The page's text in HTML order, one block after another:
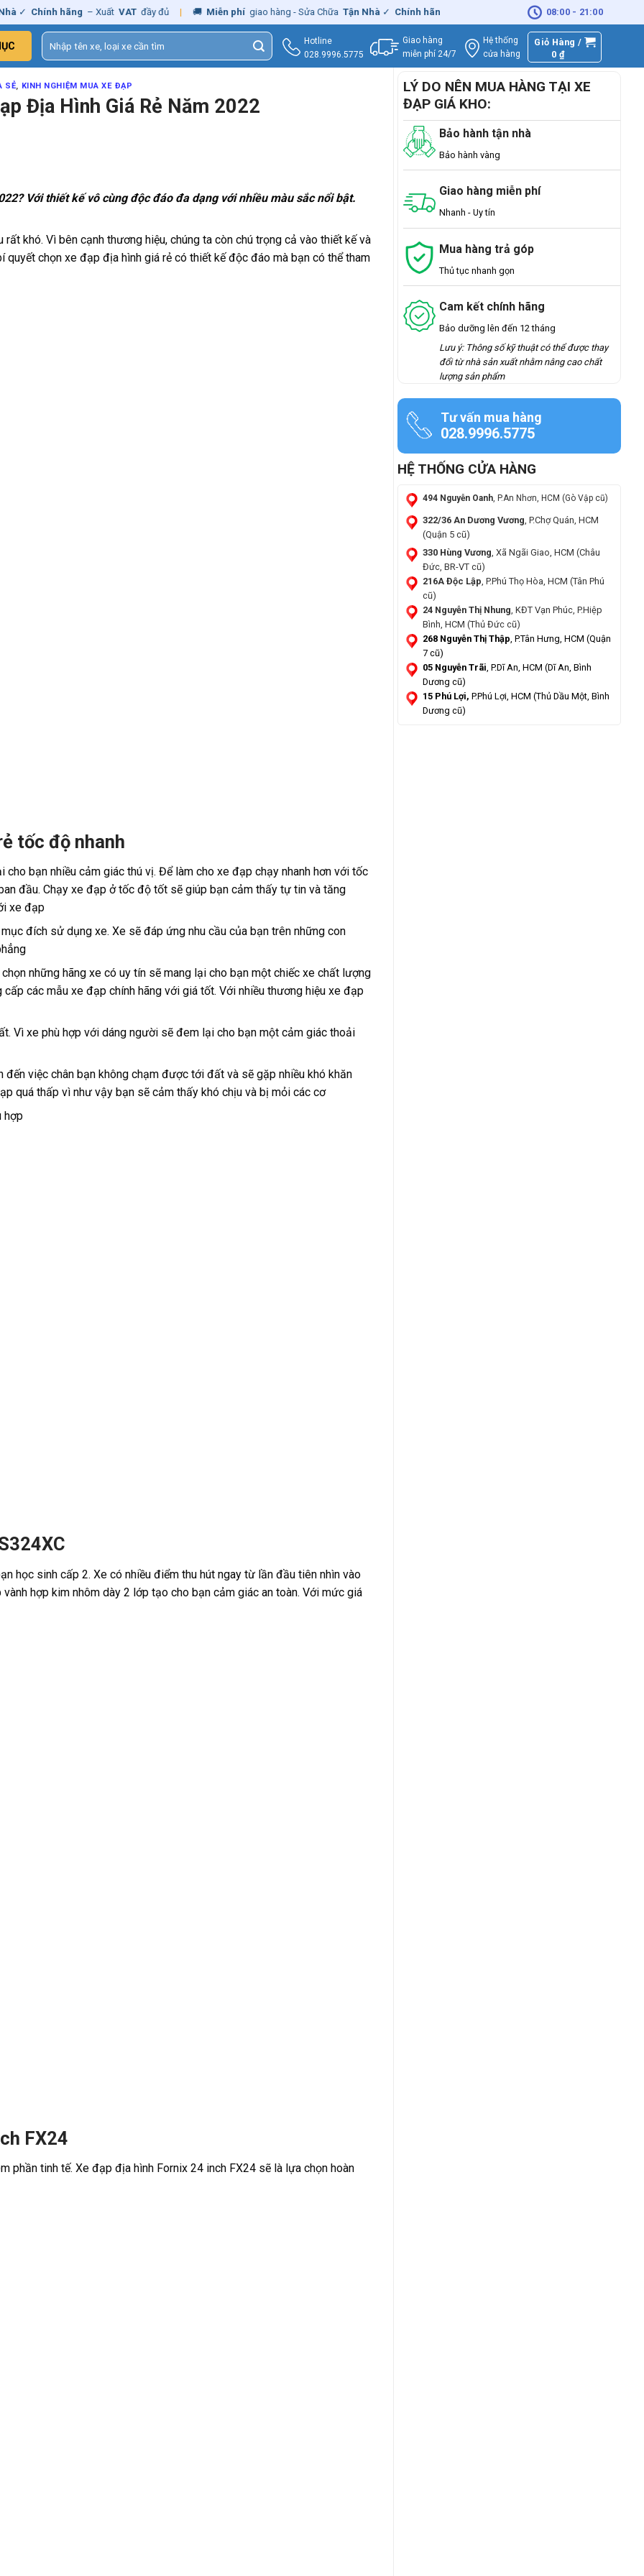
Chính hãng – Xuất VAT đầy đủ | 🚚 Miễn phí giao hàng - Sửa Chữa Tận Nhà ✓ Chính hãng – Xuất 🚚 Miễn phí giao hàng -
08:00 - 21:00
Tìm
kiếm:
Hotline
028.9996.5775
Giao hàng
miễn phí 24/7
Hệ thống
cửa hàng
Giỏ Hàng /
0 ₫
SẺ, KINH NGHIỆM MUA XE ĐẠP
Địa Hình Giá Rẻ Năm 2022
Với thiết kế vô cùng độc đáo đa dạng với nhiều màu sắc nổi bật.
khó. Vì bên cạnh thương hiệu, chúng ta còn chú trọng cả vào thiết kế và
quyết chọn xe đạp địa hình giá rẻ có thiết kế độc đáo mà bạn có thể tham
tốc độ nhanh
bạn nhiều cảm giác thú vị. Để làm cho xe đạp chạy nhanh hơn với tốc
đầu. Chạy xe đạp ở tốc độ tốt sẽ giúp bạn cảm thấy tự tin và tăng
xe đạp
đích sử dụng xe. Xe sẽ đáp ứng nhu cầu của bạn trên những con
những hãng xe có uy tín sẽ mang lại cho bạn một chiếc xe chất lượng
các mẫu xe đạp chính hãng với giá tốt. Với nhiều thương hiệu xe đạp
Vì xe phù hợp với dáng người sẽ đem lại cho bạn một cảm giác thoải
đến việc chân bạn không chạm được tới đất và sẽ gặp nhiều khó khăn
quá thấp vì như vậy bạn sẽ cảm thấy khó chịu và bị mỏi các cơ
hợp
học sinh cấp 2. Xe có nhiều điểm thu hút ngay từ lần đầu tiên nhìn vào
hợp kim nhôm dày 2 lớp tạo cho bạn cảm giác an toàn. Với mức giá
FX24
phần tinh tế. Xe đạp địa hình Fornix 24 inch FX24 sẽ là lựa chọn hoàn
LÝ DO NÊN MUA HÀNG TẠI XE
ĐẠP GIÁ KHO:
Bảo hành tận nhà
Bảo hành vàng
Giao hàng miễn phí
Nhanh - Uy tín
Mua hàng trả góp
Thủ tục nhanh gọn
Cam kết chính hãng
Bảo dưỡng lên đến 12 tháng
Lưu ý: Thông số kỹ thuật có thể được thay
đổi từ nhà sản xuất nhằm nâng cao chất
lượng sản phẩm
Tư vấn mua hàng
028.9996.5775
HỆ THỐNG CỬA HÀNG
494 Nguyễn Oanh, P.An Nhơn, HCM (Gò Vập cũ)
322/36 An Dương Vương, P.Chợ Quán, HCM
(Quận 5 cũ)
330 Hùng Vương, Xã Ngãi Giao, HCM (Châu
Đức, BR-VT cũ)
216A Độc Lập, P.Phú Thọ Hòa, HCM (Tân Phú
cũ)
24 Nguyễn Thị Nhung, KĐT Vạn Phúc, P.Hiệp
Bình, HCM (Thủ Đức cũ)
268 Nguyễn Thị Thập, P.Tân Hưng, HCM (Quận
7 cũ)
05 Nguyễn Trãi, P.Dĩ An, HCM (Dĩ An, Bình
Dương cũ)
15 Phú Lợi, P.Phú Lợi, HCM (Thủ Dầu Một, Bình
Dương cũ)